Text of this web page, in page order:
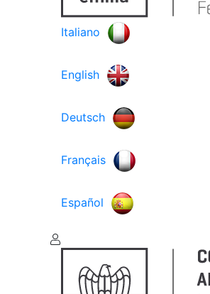
Italiano
English
Deutsch
Français
Español